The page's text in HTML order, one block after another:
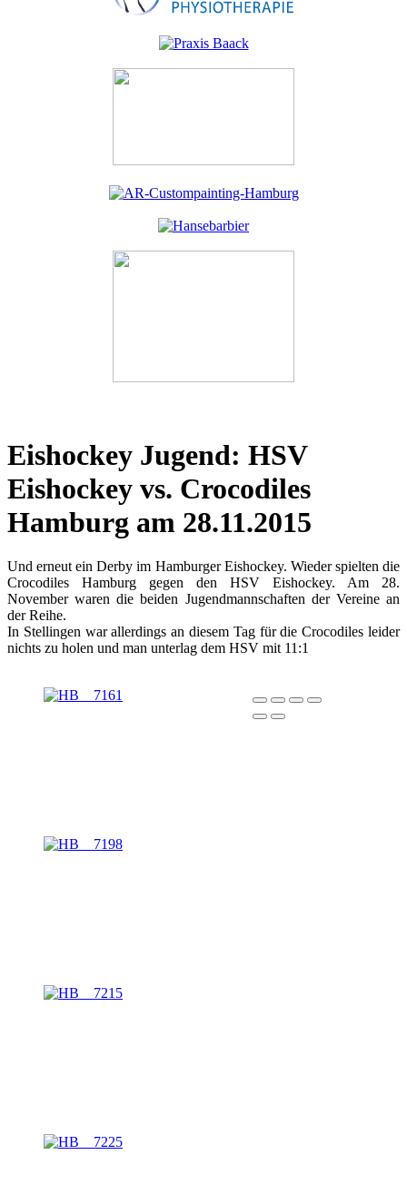
Eishockey Jugend: HSV
Eishockey vs. Crocodiles
Hamburg am 28.11.2015
Und erneut ein Derby im Hamburger Eishockey. Wieder spielten die
Crocodiles Hamburg gegen den HSV Eishockey. Am 28.
November waren die beiden Jugendmannschaften der Vereine an
der Reihe.
In Stellingen war allerdings an diesem Tag für die Crocodiles leider
nichts zu holen und man unterlag dem HSV mit 11:1